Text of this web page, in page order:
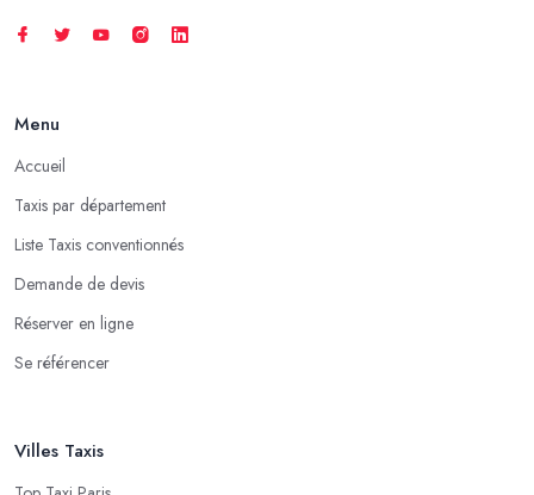
Menu
Accueil
Taxis par département
Liste Taxis conventionnés
Demande de devis
Réserver en ligne
Se référencer
Villes Taxis